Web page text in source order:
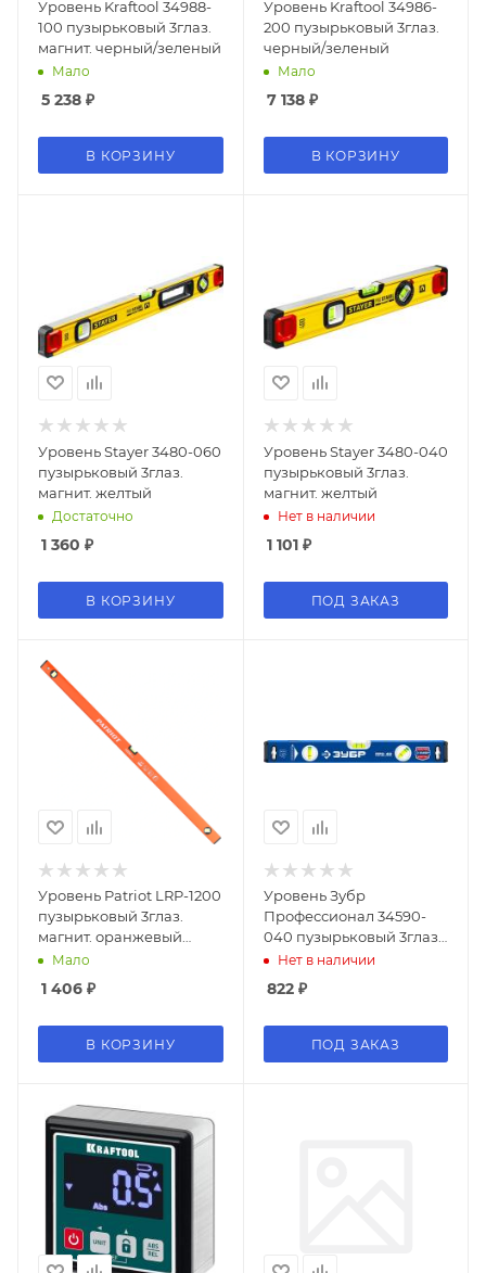
Уровень Kraftool 34988-
100 пузырьковый 3глаз.
магнит. черный/зеленый
Мало
5 238 ₽
В КОРЗИНУ
Уровень Kraftool 34986-
200 пузырьковый 3глаз.
черный/зеленый
Мало
7 138₽
В КОРЗИНУ
Уровень Stayer 3480-060
пузырьковый 3глаз.
магнит. желтый
Достаточно
1 360 ₽
В КОРЗИНУ
Уровень Stayer 3480-040
пузырьковый 3глаз.
магнит. желтый
Нет в наличии
1 101₽
ПОД ЗАКАЗ
Уровень Patriot LRP-1200
пузырьковый 3глаз.
магнит. оранжевый
(350005554)
Мало
1 406 ₽
В КОРЗИНУ
Уровень Зубр
Профессионал 34590-
040 пузырьковый 3глаз.
синий/черный
Нет в наличии
822₽
ПОД ЗАКАЗ